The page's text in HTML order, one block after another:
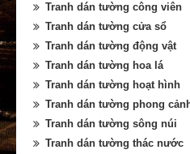
Tranh dán tường công viên
Tranh dán tường cửa sổ
Tranh dán tường động vật
Tranh dán tường hoa lá
Tranh dán tường hoạt hình
Tranh dán tường phong
Tranh dán tường sông núi
Tranh dán tường thác nước